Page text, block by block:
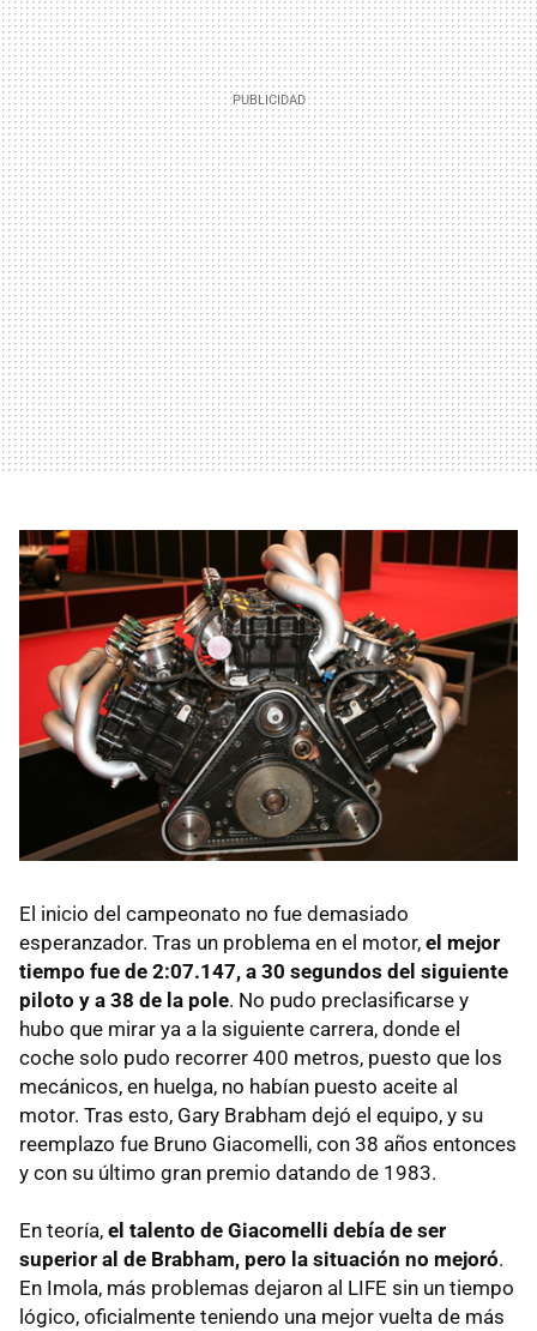
El inicio del campeonato no fue demasiado
esperanzador. Tras un problema en el motor, el mejor
tiempo fue de 2:07.147, a 30 segundos del siguiente
piloto y a 38 de la pole. No pudo preclasificarse y
hubo que mirar ya a la siguiente carrera, donde el
coche solo pudo recorrer 400 metros, puesto que los
mecánicos, en huelga, no habían puesto aceite al
motor. Tras esto, Gary Brabham dejó el equipo, y su
reemplazo fue Bruno Giacomelli, con 38 años entonces
y con su último gran premio datando de 1983.
En teoría, el talento de Giacomelli debía de ser
superior al de Brabham, pero la situación no mejoró.
En Imola, más problemas dejaron al LIFE sin un tiempo
lógico, oficialmente teniendo una mejor vuelta de más